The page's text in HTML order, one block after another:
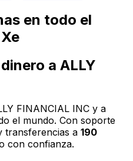
en todo el
a ALLY
FINANCIAL INC y a
el mundo. Con soporte
transferencias a 190
con confianza.